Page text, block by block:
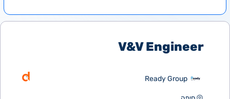
V&V Engineer
Ready Group